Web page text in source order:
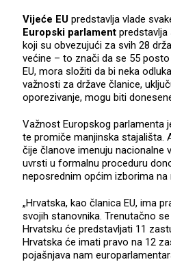
Vijeće EU predstavlja vlade
Europski parlament predstavlja
koji su obvezujući za svih 28
većine – to znači da se 55
EU, mora složiti da bi neka
važnosti za države članice,
oporezivanje, mogu biti
Važnost Europskog parlamenta
te promiče manjinska stajališta.
čije članove imenuju nacionalne
uvrsti u formalnu proceduru
neposrednim općim izborima na
„Hrvatska, kao članica EU, ima
svojih stanovnika. Trenutačno
Hrvatsku će predstavljati 11
Hrvatska će imati pravo na 12
pojašnjava nam